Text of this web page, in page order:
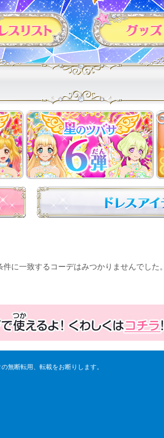
カードリスト
件に一致するコーデはみつかりませんでした。
無断転用、転載をお断りします。